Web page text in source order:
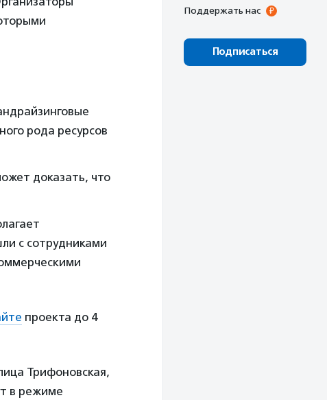
рода ресурсов
доказать, что
с сотрудниками
проекта до 4
Трифоновская,
в режиме
Поддержать нас
Подписаться